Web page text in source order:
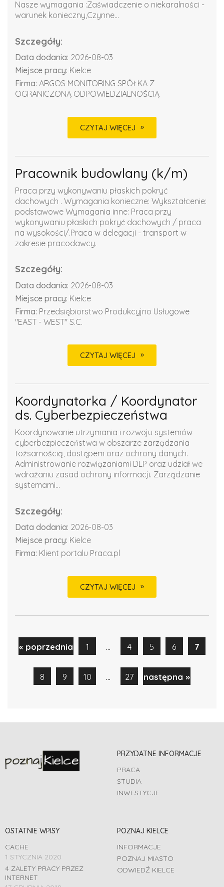
Nasze wymagania :Zaświadczenie o niekaralności -
warunek konieczny,Czynne...
Szczegóły:
Data dodania: 2026-08-03
Miejsce pracy: Kielce
Firma: ARGOS MONITORING SPÓŁKA Z
OGRANICZONĄ ODPOWIEDZIALNOŚCIĄ
CZYTAJ WIĘCEJ
Pracownik budowlany (k/m)
Praca przy wykonywaniu płaskich pokryć
dachowych . Wymagania konieczne: Wykształcenie:
podstawowe Wymagania inne: Praca przy
wykonywaniu płaskich pokryć dachowych / praca
na wysokości/.Praca w delegacji - transport w
zakresie pracodawcy.
Szczegóły:
Data dodania: 2026-08-03
Miejsce pracy: Kielce
Firma: Przedsiębiorstwo Produkcyjno Usługowe
"EAST - WEST" S.C.
CZYTAJ WIĘCEJ
Koordynatorka / Koordynator
ds. Cyberbezpieczeństwa
Koordynowanie utrzymania i rozwoju systemów
cyberbezpieczeństwa w obszarze zarządzania
tożsamością, dostępem oraz ochrony danych.
Administrowanie rozwiązaniami DLP oraz udział we
wdrażaniu zasad ochrony informacji. Zarządzanie
systemami...
Szczegóły:
Data dodania: 2026-08-03
Miejsce pracy: Kielce
Firma: Klient portalu Praca.pl
CZYTAJ WIĘCEJ
« poprzednia 1 ... 4 5 6 7
8 9 10 ... 27 następna »
PRZYDATNE INFORMACJE
PRACA
STUDIA
INWESTYCJE
OSTATNIE WPISY
CACHE
1 STYCZNIA 2020
4 ZALETY PRACY PRZEZ
INTERNET
POZNAJ KIELCE
INFORMACJE
POZNAJ MIASTO
ODWIEDŹ KIELCE